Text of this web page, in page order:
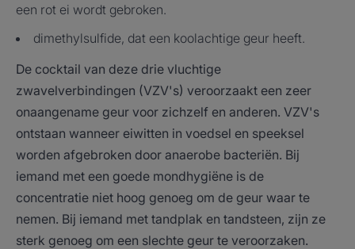
een rot ei wordt gebroken.
dimethylsulfide, dat een koolachtige geur heeft.
De cocktail van deze drie vluchtige
zwavelverbindingen (VZV's) veroorzaakt een zeer
onaangename geur voor zichzelf en anderen. VZV's
ontstaan wanneer eiwitten in voedsel en speeksel
worden afgebroken door anaerobe bacteriën. Bij
iemand met een goede mondhygiëne is de
concentratie niet hoog genoeg om de geur waar te
nemen. Bij iemand met tandplak en tandsteen, zijn ze
sterk genoeg om een slechte geur te veroorzaken.